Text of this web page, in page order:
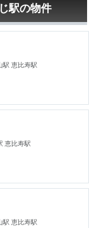
駅の物件
駅 恵比寿駅
恵比寿駅
駅 恵比寿駅